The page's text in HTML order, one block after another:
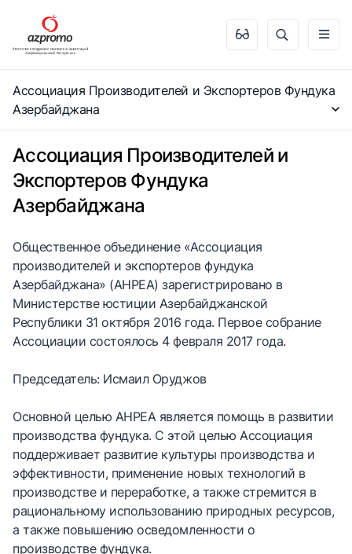
Ассоциация Производителей и Экспортеров Фундука
Азербайджана
Ассоциация Производителей и
Экспортеров Фундука
Азербайджана
Общественное объединение «Ассоциация
производителей и экспортеров фундука
Азербайджана» (AHPEA) зарегистрировано в
Министерстве юстиции Азербайджанской
Республики 31 октября 2016 года. Первое собрание
Ассоциации состоялось 4 февраля 2017 года.
Председатель: Исмаил Оруджов
Основной целью AHPEA является помощь в развитии
производства фундука. С этой целью Ассоциация
поддерживает развитие культуры производства и
эффективности, применение новых технологий в
производстве и переработке, а также стремится в
рациональному использованию природных ресурсов,
а также повышению осведомленности о
производстве фундука.